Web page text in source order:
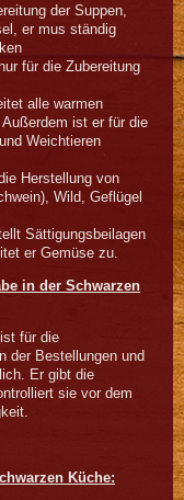
der Suppen,
er mus ständig
für die Zubereitung
alle warmen
ist er für die
Weichtieren
Herstellung von
Wild, Geflügel
Sättigungsbeilagen
er Gemüse zu.
in der Schwarzen
für die
der Bestellungen und
Er gibt die
sie vor dem
Küche: